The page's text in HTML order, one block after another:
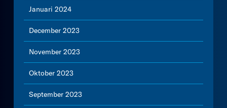
Januari 2024
December 2023
November 2023
Oktober 2023
September 2023